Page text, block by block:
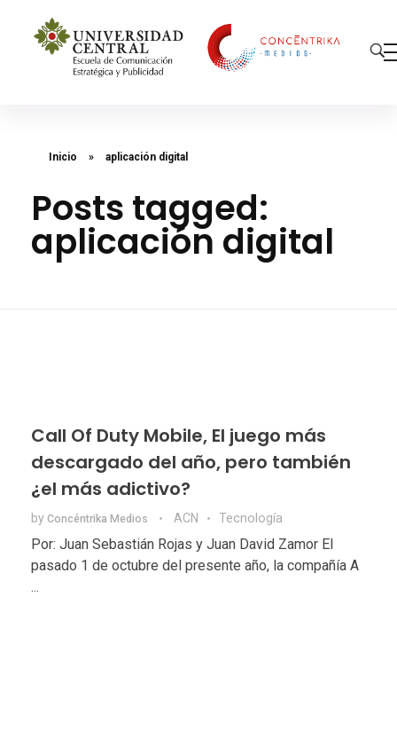
Inicio » aplicación digital
Posts tagged:
aplicación digital
Call Of Duty Mobile, El juego más
descargado del año, pero también
¿el más adictivo?
by Concéntrika Medios ACN Tecnologí­a
Por: Juan Sebastián Rojas y Juan David Zamor El
pasado 1 de octubre del presente año, la compañía A
...